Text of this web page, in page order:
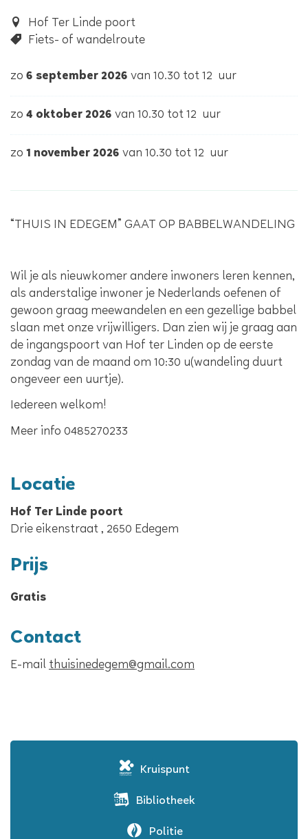
Hof Ter Linde poort
Fiets- of wandelroute
zo 6 september 2026 van 10.30 tot12 uur
zo 4 oktober 2026 van 10.30 tot12 uur
zo 1 november 2026 van 10.30 tot12 uur
“THUIS IN EDEGEM” GAAT OP BABBELWANDELING
Wil je als nieuwkomer andere inwoners leren kennen,
als anderstalige inwoner je Nederlands oefenen of
gewoon graag meewandelen en een gezellige babbel
slaan met onze vrijwilligers. Dan zien wij je graag aan
de ingangspoort van Hof ter Linden op de eerste
zondag van de maand om 10:30 u(wandeling duurt
ongeveer een uurtje).
Iedereen welkom!
Meer info 0485270233
Locatie
Hof Ter Linde poort
Drie eikenstraat, 2650 Edegem
Prijs
gratis
Contact
E-
thuisinedegem@gmail.com
Kruispunt
Bibliotheek
Politie